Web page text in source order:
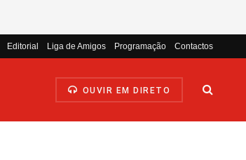
Editorial Liga de Amigos Programação Contactos
OUVIR EM DIRETO